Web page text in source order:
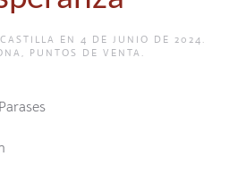
EN 4 DE JUNIO DE 2024 .
, PUNTOS DE VENTA .